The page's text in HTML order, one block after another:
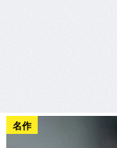
名作